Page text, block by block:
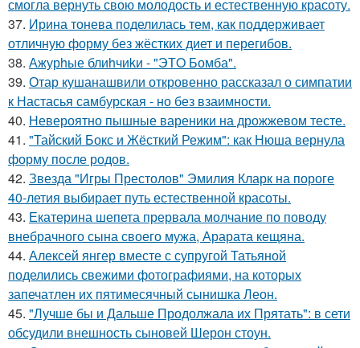
смогла вернуть свою молодость и естественную красоту.
37. Ирина тонева поделилась тем, как поддерживает
отличную форму без жёстких диет и перегибов.
38. Ажурhые блиhчиkи - "ЭТO Бомба".
39. Отар кушанашвили откровенно рассказал о симпатии
к Настасья самбурская - но без взаимности.
40. Невероятно пышные вареники на дрожжевом тесте.
41. "Тайский Бокс и Жёсткий Режим": как Нюша вернула
форму после родов.
42. Звезда "Игры Престолов" Эмилия Кларк на пороге
40-летия выбирает путь естественной красоты.
43. Екатерина шепета прервала молчание по поводу
внебрачного сына своего мужа, Арарата кещяна.
44. Алексей янгер вместе с супругой Татьяной
поделились свежими фотографиями, на которых
запечатлен их пятимесячный сынишка Леон.
45. "Лучше бы и Дальше Продолжала их Прятать": в сети
обсудили внешность сыновей Шерон стоун.